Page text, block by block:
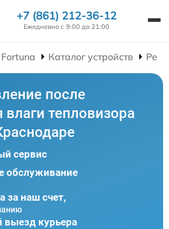
+7 (861) 212-36-12
Ежедневно с 9:00 до 21:00
Каталог устройств
после
влаги тепловизора
сервис
обслуживание
за наш счет,
выезд курьера